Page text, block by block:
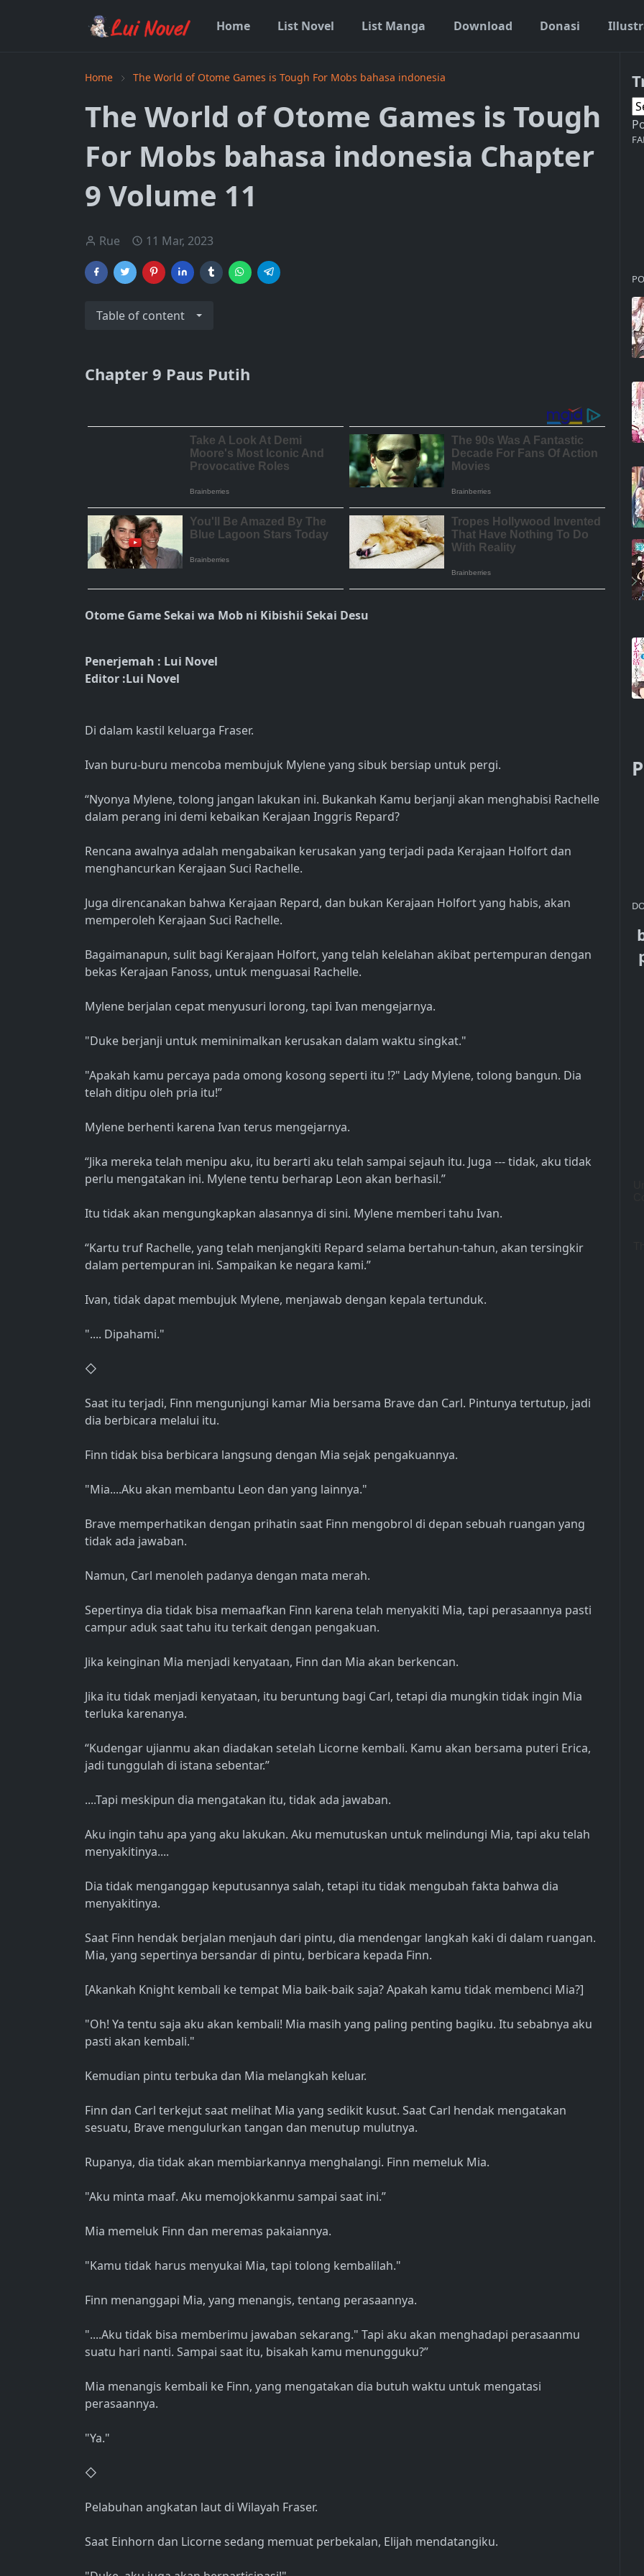
Home List Novel List Manga Download Donasi
Home The World of Otome Games is Tough For Mobs bahasa indonesia
The World of Otome Games is Tough
For Mobs bahasa indonesia Chapter
9 Volume 11
Rue 11 Mar, 2023
Table of content
Chapter 9 Paus Putih
Otome Game Sekai wa Mob ni Kibishii Sekai Desu
Penerjemah : Lui Novel
Editor :Lui Novel
Di dalam kastil keluarga Fraser.
Ivan buru-buru mencoba membujuk Mylene yang sibuk bersiap untuk pergi.
“Nyonya Mylene, tolong jangan lakukan ini. Bukankah Kamu berjanji akan menghabisi Rachelle
dalam perang ini demi kebaikan Kerajaan Inggris Repard?
Rencana awalnya adalah mengabaikan kerusakan yang terjadi pada Kerajaan Holfort dan
menghancurkan Kerajaan Suci Rachelle.
Juga direncanakan bahwa Kerajaan Repard, dan bukan Kerajaan Holfort yang habis, akan
memperoleh Kerajaan Suci Rachelle.
Bagaimanapun, sulit bagi Kerajaan Holfort, yang telah kelelahan akibat pertempuran dengan
bekas Kerajaan Fanoss, untuk menguasai Rachelle.
Mylene berjalan cepat menyusuri lorong, tapi Ivan mengejarnya.
"Duke berjanji untuk meminimalkan kerusakan dalam waktu singkat."
"Apakah kamu percaya pada omong kosong seperti itu !?" Lady Mylene, tolong bangun. Dia
telah ditipu oleh pria itu!”
Mylene berhenti karena Ivan terus mengejarnya.
“Jika mereka telah menipu aku, itu berarti aku telah sampai sejauh itu. Juga --- tidak, aku tidak
perlu mengatakan ini. Mylene tentu berharap Leon akan berhasil.”
Itu tidak akan mengungkapkan alasannya di sini. Mylene memberi tahu Ivan.
“Kartu truf Rachelle, yang telah menjangkiti Repard selama bertahun-tahun, akan tersingkir
dalam pertempuran ini. Sampaikan ke negara kami.”
Ivan, tidak dapat membujuk Mylene, menjawab dengan kepala tertunduk.
".... Dipahami."
◇
Saat itu terjadi, Finn mengunjungi kamar Mia bersama Brave dan Carl. Pintunya tertutup, jadi
dia berbicara melalui itu.
Finn tidak bisa berbicara langsung dengan Mia sejak pengakuannya.
"Mia....Aku akan membantu Leon dan yang lainnya."
Brave memperhatikan dengan prihatin saat Finn mengobrol di depan sebuah ruangan yang
tidak ada jawaban.
Namun, Carl menoleh padanya dengan mata merah.
Sepertinya dia tidak bisa memaafkan Finn karena telah menyakiti Mia, tapi perasaannya pasti
campur aduk saat tahu itu terkait dengan pengakuan.
Jika keinginan Mia menjadi kenyataan, Finn dan Mia akan berkencan.
Jika itu tidak menjadi kenyataan, itu beruntung bagi Carl, tetapi dia mungkin tidak ingin Mia
terluka karenanya.
“Kudengar ujianmu akan diadakan setelah Licorne kembali. Kamu akan bersama puteri Erica,
jadi tunggulah di istana sebentar.”
....Tapi meskipun dia mengatakan itu, tidak ada jawaban.
Aku ingin tahu apa yang aku lakukan. Aku memutuskan untuk melindungi Mia, tapi aku telah
menyakitinya....
Dia tidak menganggap keputusannya salah, tetapi itu tidak mengubah fakta bahwa dia
menyakitinya.
Saat Finn hendak berjalan menjauh dari pintu, dia mendengar langkah kaki di dalam ruangan.
Mia, yang sepertinya bersandar di pintu, berbicara kepada Finn.
[Akankah Knight kembali ke tempat Mia baik-baik saja? Apakah kamu tidak membenci Mia?]
"Oh! Ya tentu saja aku akan kembali! Mia masih yang paling penting bagiku. Itu sebabnya aku
pasti akan kembali."
Kemudian pintu terbuka dan Mia melangkah keluar.
Finn dan Carl terkejut saat melihat Mia yang sedikit kusut. Saat Carl hendak mengatakan
sesuatu, Brave mengulurkan tangan dan menutup mulutnya.
Rupanya, dia tidak akan membiarkannya menghalangi. Finn memeluk Mia.
"Aku minta maaf. Aku memojokkanmu sampai saat ini.”
Mia memeluk Finn dan meremas pakaiannya.
"Kamu tidak harus menyukai Mia, tapi tolong kembalilah."
Finn menanggapi Mia, yang menangis, tentang perasaannya.
"....Aku tidak bisa memberimu jawaban sekarang." Tapi aku akan menghadapi perasaanmu
suatu hari nanti. Sampai saat itu, bisakah kamu menungguku?”
Mia menangis kembali ke Finn, yang mengatakan dia butuh waktu untuk mengatasi
perasaannya.
"Ya."
◇
Pelabuhan angkatan laut di Wilayah Fraser.
Saat Einhorn dan Licorne sedang memuat perbekalan, Elijah mendatangiku.